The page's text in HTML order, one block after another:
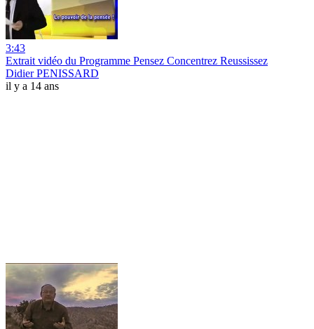
3:43
Extrait vidéo du Programme Pensez Concentrez Reussissez
Didier PENISSARD
il y a 14 ans